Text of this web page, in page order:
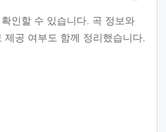
인할 수 있습니다. 곡 정보와
공 여부도 함께 정리했습니다.